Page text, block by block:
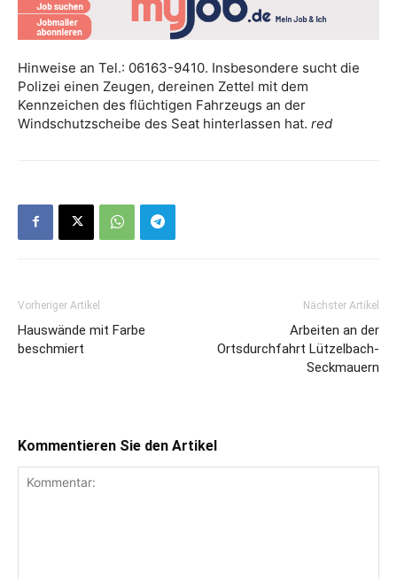
Hinweise an Tel.: 06163-9410. Insbesondere sucht die
Polizei einen Zeugen, dereinen Zettel mit dem
Kennzeichen des flüchtigen Fahrzeugs an der
Windschutzscheibe des Seat hinterlassen hat. red
Vorheriger Artikel
Hauswände mit Farbe
beschmiert
Nächster Artikel
Arbeiten an der
Ortsdurchfahrt Lützelbach-
Seckmauern
Kommentieren Sie den Artikel